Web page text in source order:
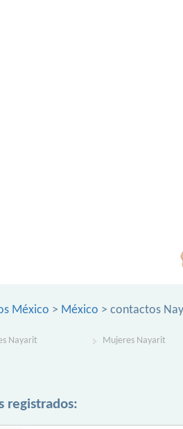
México > México > contactos
Nayarit Mujeres Nayarit
registrados: